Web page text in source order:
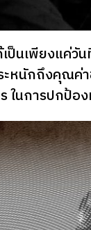
ป็นเพียงแค่
หนักถึงคุณค่
ในการปกป้